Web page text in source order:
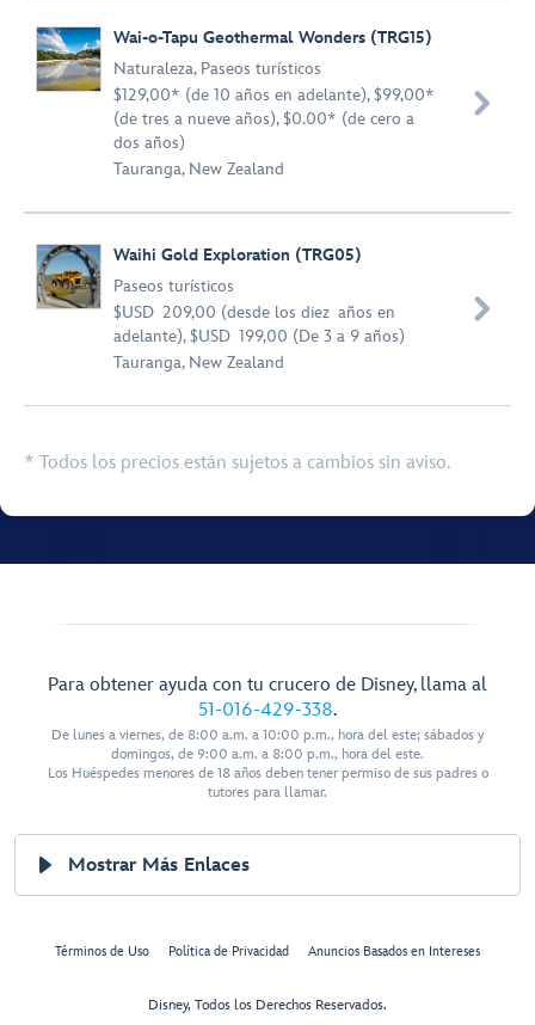
Wai-o-Tapu Geothermal Wonders (TRG15)
Naturaleza, Paseos turísticos
$129,00* (de 10 años en adelante), $99,00*
(de tres a nueve años), $0.00* (de cero a
dos años)
Tauranga, New Zealand

Waihi Gold Exploration (TRG05)
Paseos turísticos
$USD 209,00 (desde los diez años en
adelante), $USD 199,00 (De 3 a 9 años)
Tauranga, New Zealand

* Todos los precios están sujetos a cambios sin aviso.
Para obtener ayuda con tu crucero de Disney, llama al
51-016-429-338.
De lunes a viernes, de 8:00 a.m. a 10:00 p.m., hora del este; sábados y
domingos, de 9:00 a.m. a 8:00 p.m., hora del este.
Los Huéspedes menores de 18 años deben tener permiso de sus padres o
tutores para llamar.
Mostrar Más Enlaces
Términos de Uso Política de Privacidad Anuncios Basados en Intereses
Disney, Todos los Derechos Reservados.